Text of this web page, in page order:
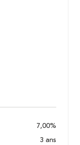
7,00%
3 ans